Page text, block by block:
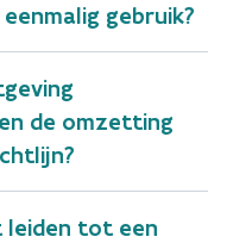
gebruik?
de omzetting
leiden tot een